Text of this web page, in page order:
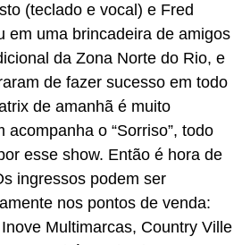
(teclado e vocal) e Fred
em uma brincadeira de amigos
da Zona Norte do Rio, e
de fazer sucesso em todo
de amanhã é muito
acompanha o “Sorriso”, todo
esse show. Então é hora de
ingressos podem ser
nos pontos de venda:
Multimarcas, Country Ville